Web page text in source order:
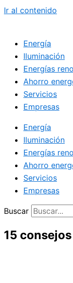
Ir al contenido
Energía
Iluminación
Energías
Ahorro
Servicios
Empresas
Energía
Iluminación
Energías
Ahorro
Servicios
Empresas
Buscar
15